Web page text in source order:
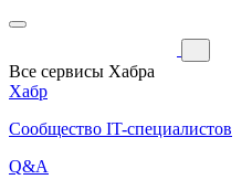
Все сервисы Хабра
Хабр
Сообщество IT-специалистов
Q&A